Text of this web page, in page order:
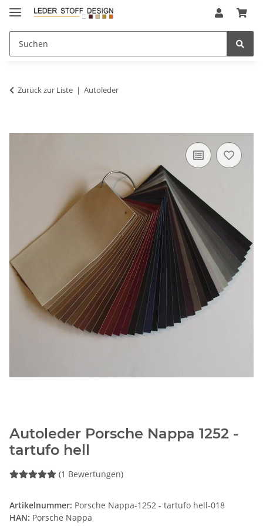
Zurück zur Liste Autoleder
Autoleder Porsche Nappa 1252 -
tartufo hell
(1 Bewertungen)
Artikelnummer: Porsche Nappa-1252 - tartufo hell-018
HAN: Porsche Nappa